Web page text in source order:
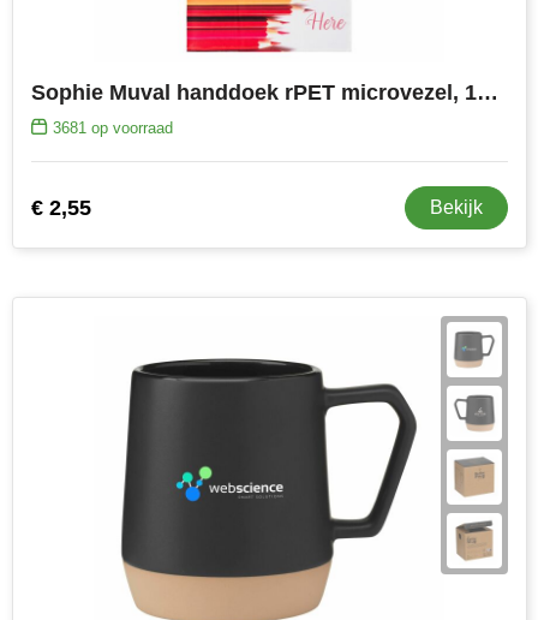
Sophie Muval handdoek rPET microvezel, 140x70cm, 250 gr/m²
3681op voorraad
€ 2,55 Bekijk